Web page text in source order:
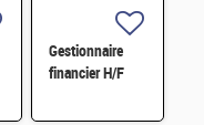
digitale H/F
Gestionnaire
financier H/F